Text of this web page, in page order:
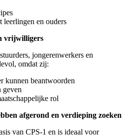
leerlingen en ouders
vrijwilligers
jongerenwerkers en
omdat zij:
kunnen beantwoorden
geven
rol
afgerond en verdieping zoeken
van CPS‑1 en is ideaal voor